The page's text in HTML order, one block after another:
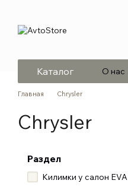
Каталог О нас
Главная Chrysler
Chrysler
Раздел
Килимки у салон EVA